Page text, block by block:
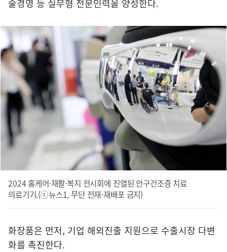
술경영 등 실무형 전문인력을 양성한다.
2024 홈케어·재활·복지 전시회에 진열된 안구건조증 치료
의료기기.(ⓒ뉴스1, 무단 전재-재배포 금지)
화장품은 먼저, 기업 해외진출 지원으로 수출시장 다변
화를 촉진한다.